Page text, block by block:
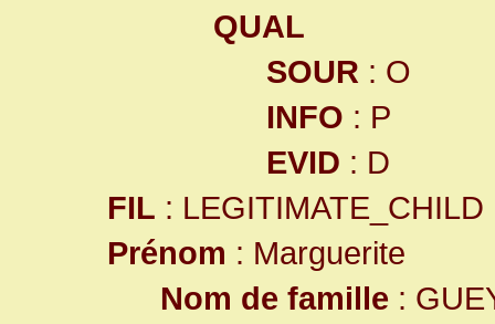
QUAL
SOUR : O
INFO : P
EVID : D
FIL : LEGITIMATE_CHILD
Prénom : Marguerite
Nom de famille :